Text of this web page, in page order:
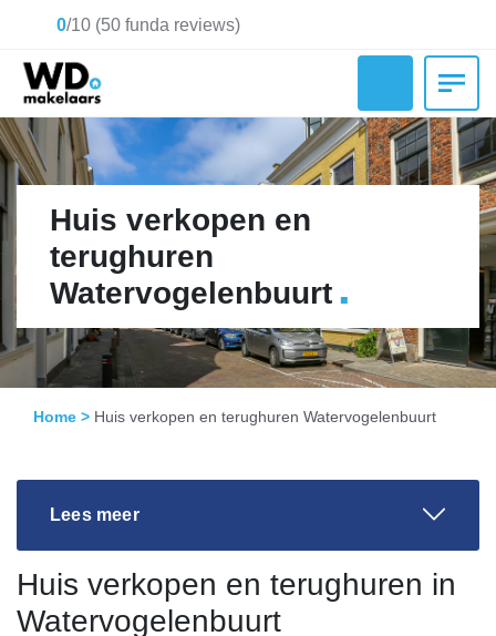
0/10 (50 funda reviews)
Huis verkopen en
terughuren
Watervogelenbuurt .
Home > Huis verkopen en terughuren Watervogelenbuurt
Lees meer
Huis verkopen en terughuren in
Watervogelenbuurt